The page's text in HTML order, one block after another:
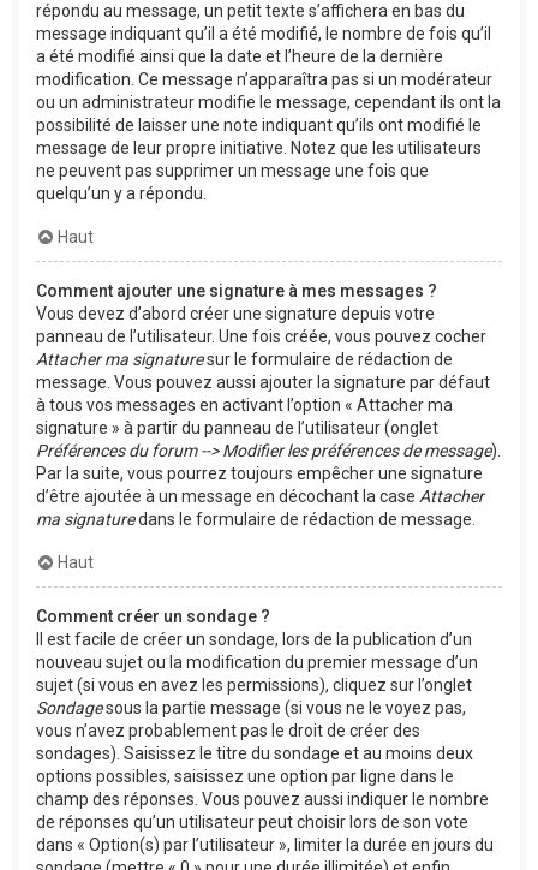
répondu au message, un petit texte s’affichera en bas du
message indiquant qu’il a été modifié, le nombre de fois qu’il
a été modifié ainsi que la date et l’heure de la dernière
modification. Ce message n’apparaîtra pas si un modérateur
ou un administrateur modifie le message, cependant ils ont la
possibilité de laisser une note indiquant qu’ils ont modifié le
message de leur propre initiative. Notez que les utilisateurs
ne peuvent pas supprimer un message une fois que
quelqu’un y a répondu.
Haut
Comment ajouter une signature à mes messages ?
Vous devez d’abord créer une signature depuis votre
panneau de l’utilisateur. Une fois créée, vous pouvez cocher
Attacher ma signaturesur le formulaire de rédaction de
message. Vous pouvez aussi ajouter la signature par défaut
à tous vos messages en activant l’option « Attacher ma
signature » à partir du panneau de l’utilisateur (onglet
Préférences du forum --> Modifier les préférences de message).
Par la suite, vous pourrez toujours empêcher une signature
d’être ajoutée à un message en décochant la case Attacher
ma signaturedans le formulaire de rédaction de message.
Haut
Comment créer un sondage ?
Il est facile de créer un sondage, lors de la publication d’un
nouveau sujet ou la modification du premier message d’un
sujet (si vous en avez les permissions), cliquez sur l’onglet
Sondagesous la partie message (si vous ne le voyez pas,
vous n’avez probablement pas le droit de créer des
sondages). Saisissez le titre du sondage et au moins deux
options possibles, saisissez une option par ligne dans le
champ des réponses. Vous pouvez aussi indiquer le nombre
de réponses qu’un utilisateur peut choisir lors de son vote
dans « Option(s) par l’utilisateur », limiter la durée en jours du